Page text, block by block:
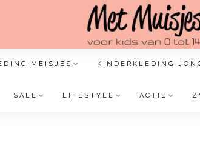
MEISJES KINDERKLEDING
SALE LIFESTYLE ACTIE